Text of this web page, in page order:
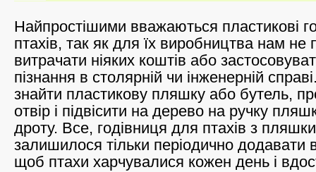
Найпростішими вважаються пластикові
птахів, так як для їх виробництва нам не
витрачати ніяких коштів або
пізнання в столярній чи інженерній
знайти пластикову пляшку або бутель,
отвір і підвісити на дерево на ручку
дроту. Все, годівниця для птахів з
залишилося тільки періодично додавати
щоб птахи харчувалися кожен день і